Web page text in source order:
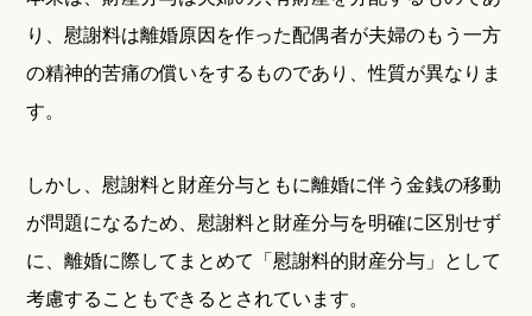
り、慰謝料は離婚原因を作った配偶者が夫婦のもう一方
の精神的苦痛の償いをするものであり、性質が異なりま
す。
しかし、慰謝料と財産分与ともに離婚に伴う金銭の移動
が問題になるため、慰謝料と財産分与を明確に区別せず
に、離婚に際してまとめて「慰謝料的財産分与」として
考慮することもできるとされています。